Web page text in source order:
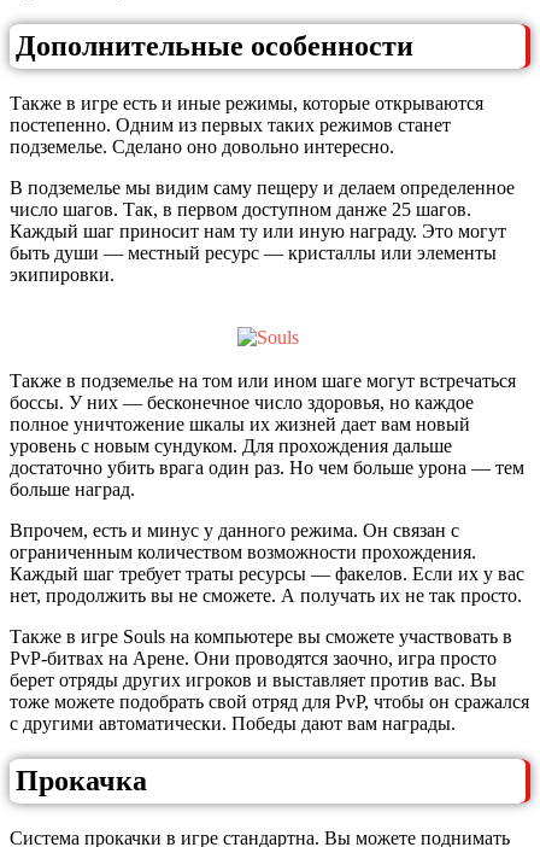
Дополнительные особенности
Также в игре есть и иные режимы, которые открываются
постепенно. Одним из первых таких режимов станет
подземелье. Сделано оно довольно интересно.
В подземелье мы видим саму пещеру и делаем определенное
число шагов. Так, в первом доступном данже 25 шагов.
Каждый шаг приносит нам ту или иную награду. Это могут
быть души — местный ресурс — кристаллы или элементы
экипировки.
Также в подземелье на том или ином шаге могут встречаться
боссы. У них — бесконечное число здоровья, но каждое
полное уничтожение шкалы их жизней дает вам новый
уровень с новым сундуком. Для прохождения дальше
достаточно убить врага один раз. Но чем больше урона — тем
больше наград.
Впрочем, есть и минус у данного режима. Он связан с
ограниченным количеством возможности прохождения.
Каждый шаг требует траты ресурсы — факелов. Если их у вас
нет, продолжить вы не сможете. А получать их не так просто.
Также в игре Souls на компьютере вы сможете участвовать в
PvP-битвах на Арене. Они проводятся заочно, игра просто
берет отряды других игроков и выставляет против вас. Вы
тоже можете подобрать свой отряд для PvP, чтобы он сражался
с другими автоматически. Победы дают вам награды.
Прокачка
Система прокачки в игре стандартна. Вы можете поднимать